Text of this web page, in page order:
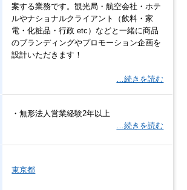
案する業務です。観光局・航空会社・ホテ
ルやナショナルクライアント（飲料・家
電・化粧品・行政 etc）などと一緒に商品
のブランディングやプロモーション企画を
設計いただきます！
…続きを読む
・無形法人営業経験2年以上
…続きを読む
東京都